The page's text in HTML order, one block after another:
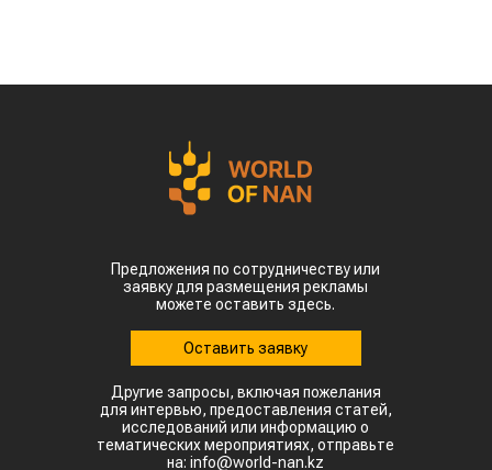
Предложения по сотрудничеству или
заявку для размещения рекламы
можете оставить здесь.
Оставить заявку
Другие запросы, включая пожелания
для интервью, предоставления статей,
исследований или информацию о
тематических мероприятиях, отправьте
на: info@world-nan.kz